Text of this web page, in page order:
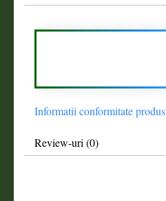
Informatii conformitate produs
Review-uri (0)